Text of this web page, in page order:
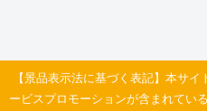
【景品表示法に基づく表記】本サ
ービスプロモーションが含まれてい